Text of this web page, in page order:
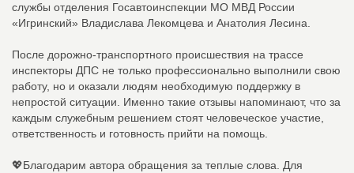
службы отделения Госавтоинспекции МО МВД России
«Игринский» Владислава Лекомцева и Анатолия Лесина.
После дорожно-транспортного происшествия на трассе
инспекторы ДПС не только профессионально выполнили свою
работу, но и оказали людям необходимую поддержку в
непростой ситуации. Именно такие отзывы напоминают, что за
каждым служебным решением стоят человеческое участие,
ответственность и готовность прийти на помощь.
💖Благодарим автора обращения за теплые слова. Для